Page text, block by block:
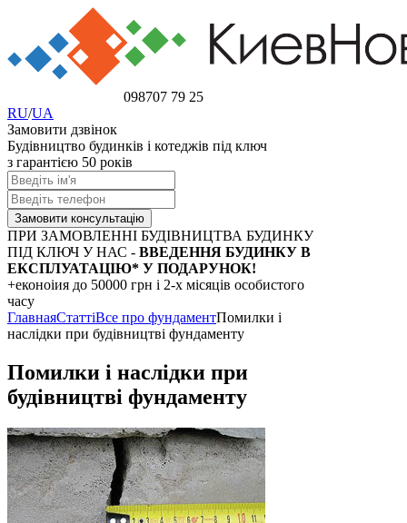
098707 79 25
RU/UA
Замовити дзвінок
Будівництво будинків і котеджів під ключ
з гарантією 50 років
ПРИ ЗАМОВЛЕННІ БУДІВНИЦТВА БУДИНКУ
ПІД КЛЮЧ У НАС - ВВЕДЕННЯ БУДИНКУ В
ЕКСПЛУАТАЦІЮ* У ПОДАРУНОК!
+еконоіия до 50000 грн і 2-х місяців особистого
часу
ГлавнаяСтаттіВсе про фундаментПомилки і
наслідки при будівництві фундаменту
Помилки і наслідки при
будівництві фундаменту